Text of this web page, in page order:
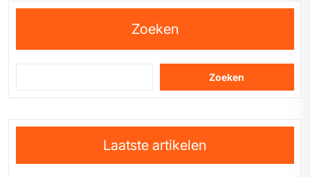
Zoeken
Zoeken
Laatste artikelen